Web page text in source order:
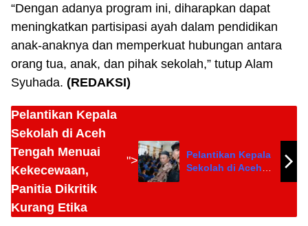
“Dengan adanya program ini, diharapkan dapat
meningkatkan partisipasi ayah dalam pendidikan
anak-anaknya dan memperkuat hubungan antara
orang tua, anak, dan pihak sekolah,” tutup Alam
Syuhada. (REDAKSI)
Pelantikan Kepala
Sekolah di Aceh
Tengah Menuai
Kekecewaan,
Panitia Dikritik
Kurang Etika
">
Pelantikan Kepala
Sekolah di Aceh
Kurang Etika